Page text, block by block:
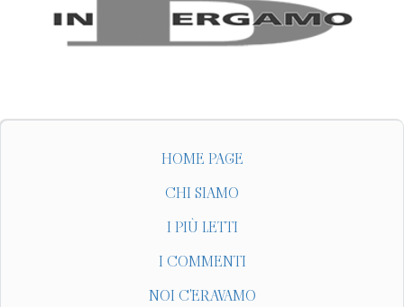
HOME PAGE
CHI SIAMO
I PIÙ LETTI
I COMMENTI
NOI C'ERAVAMO